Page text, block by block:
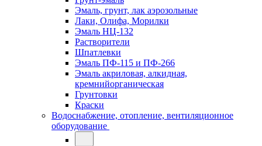
Эмаль, грунт, лак аэрозольные
Лаки, Олифа, Морилки
Эмаль НЦ-132
Растворители
Шпатлевки
Эмаль ПФ-115 и ПФ-266
Эмаль акриловая, алкидная,
кремнийорганическая
Грунтовки
Краски
Водоснабжение, отопление, вентиляционное
оборудование